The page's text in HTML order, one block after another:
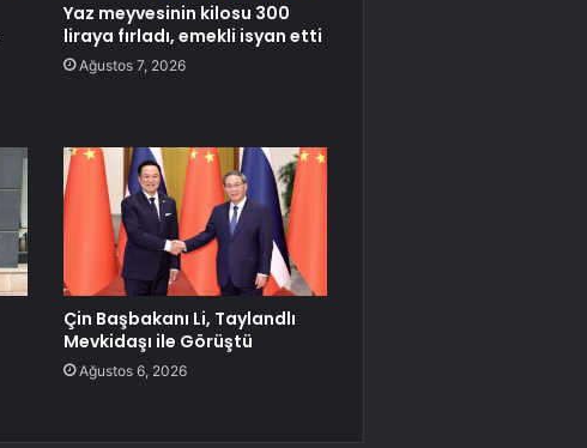
Yaz meyvesinin kilosu 300
liraya fırladı, emekli isyan etti
Ağustos 7, 2026
Çin Başbakanı Li, Taylandlı
Mevkidaşı ile Görüştü
Ağustos 6, 2026